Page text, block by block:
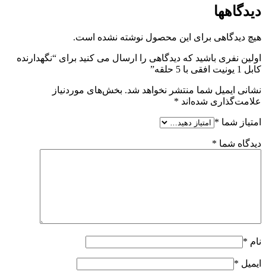
دیدگاهها
هیچ دیدگاهی برای این محصول نوشته نشده است.
اولین نفری باشید که دیدگاهی را ارسال می کنید برای “نگهدارنده
کابل 1 یونیت افقی با 5 حلقه”
نشانی ایمیل شما منتشر نخواهد شد. بخش‌های موردنیاز
علامت‌گذاری شده‌اند *
امتیاز شما *
دیدگاه شما *
نام *
ایمیل *